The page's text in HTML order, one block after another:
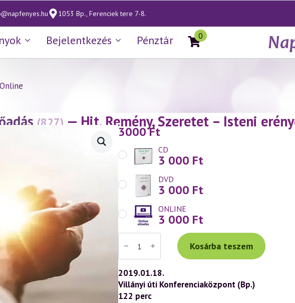
1053 Bp., Ferenciek tere 7-8.
Bejelentkezés Pénztár 0
(827) — Hit, Remény, Szeretet – Isteni
3000Ft
CD
3 000 Ft
DVD
3 000 Ft
ONLINE
3 000 Ft
Váradi
Tibor
előadás
(827)
—
Hit,
Remény,
Szeretet
–
Kosárba teszem
2019.01.18.
Villányi úti Konferenciaközpont (Bp.)
122 perc